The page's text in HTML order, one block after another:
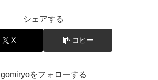
シェアする
X コピー
gomiryoをフォローする